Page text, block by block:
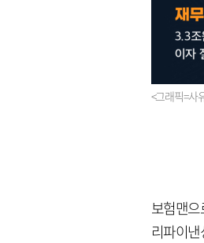
<그래픽=사
보험맨
리파이